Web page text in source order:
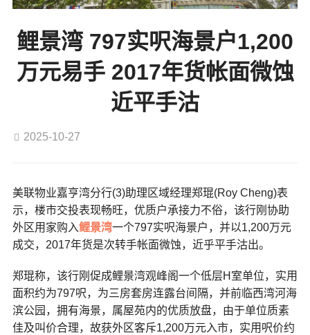
鲤景湾 797实呎海景户1,200
万元易手 2017年货帐面微蚀
近平手沽
2025-10-27
美联物业嘉亨湾分行(3)助理区域经理郑琨(Roy Cheng)表
示，楼市交投表现畅旺，优质户承接力不俗，该行刚协助
外区用家购入鲤景湾一个797实呎海景户，并以1,200万元
成交，2017年货是次转手帐面微蚀，近乎平手沽出。
郑琨称，该行刚促成鲤景湾观峰阁一个低层H室单位，实用
面积约为797呎，为三房套房连露台间隔，并前临西湾河海
滨公园，拥有海景，属屋苑内的优质放盘，由于单位质素
佳及叫价合理，故获外区客斥1,200万元入市，实用呎价约